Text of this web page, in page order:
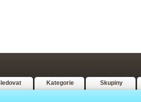
Kategorie Skupiny